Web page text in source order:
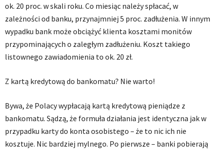
ok. 20 proc. w skali roku. Co miesiąc należy spłacać, w
zależności od banku, przynajmniej 5 proc. zadłużenia. W innym
wypadku bank może obciążyć klienta kosztami monitów
przypominających o zaległym zadłużeniu. Koszt takiego
listownego zawiadomienia to ok. 20 zł.
Z kartą kredytową do bankomatu? Nie warto!
Bywa, że Polacy wypłacają kartą kredytową pieniądze z
bankomatu. Sądzą, że formuła działania jest identyczna jak w
przypadku karty do konta osobistego – że to nic ich nie
kosztuje. Nic bardziej mylnego. Po pierwsze – banki pobierają